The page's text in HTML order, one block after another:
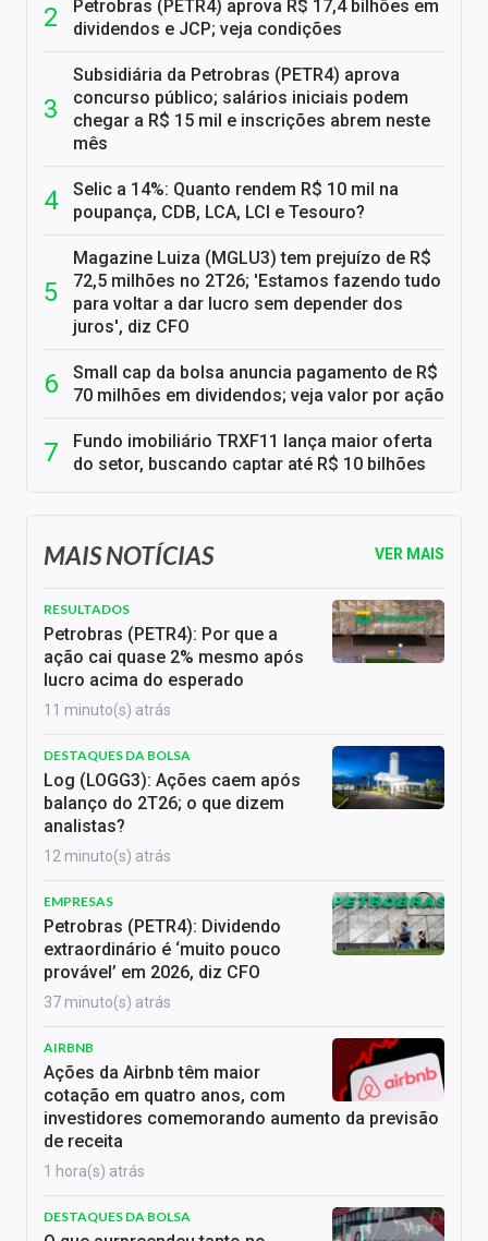
Petrobras (PETR4) aprova R$ 17,4 bilhões em
dividendos e JCP; veja condições
Subsidiária da Petrobras (PETR4) aprova
concurso público; salários iniciais podem
chegar a R$ 15 mil e inscrições abrem neste
mês
Selic a 14%: Quanto rendem R$ 10 mil na
poupança, CDB, LCA, LCI e Tesouro?
Magazine Luiza (MGLU3) tem prejuízo de R$
72,5 milhões no 2T26; 'Estamos fazendo tudo
para voltar a dar lucro sem depender dos
juros', diz CFO
Small cap da bolsa anuncia pagamento de R$
70 milhões em dividendos; veja valor por ação
Fundo imobiliário TRXF11 lança maior oferta
do setor, buscando captar até R$ 10 bilhões
MAIS NOTÍCIAS VER MAIS
RESULTADOS
Petrobras (PETR4): Por que a
ação cai quase 2% mesmo após
lucro acima do esperado
11 minuto(s) atrás
DESTAQUES DA BOLSA
Log (LOGG3): Ações caem após
balanço do 2T26; o que dizem
analistas?
12 minuto(s) atrás
EMPRESAS
Petrobras (PETR4): Dividendo
extraordinário é ‘muito pouco
provável’ em 2026, diz CFO
37 minuto(s) atrás
AIRBNB
Ações da Airbnb têm maior
cotação em quatro anos, com
investidores comemorando aumento da previsão
de receita
1 hora(s) atrás
DESTAQUES DA BOLSA